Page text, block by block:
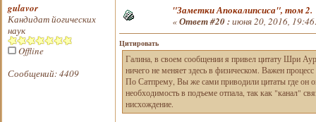
gulavor
Кандидат йогических
наук
Offline
Сообщений: 4409
"Заметки Апокалипсиса", том 2.
«Ответ #20 :июня 20, 2016,
Цитировать
Галина, в своем сообщении я привел цитату Шри
ничего не меняет здесь в физическом. Важен
По Сатпрему, Вы же сами приводили цитаты где он
необходимость в подъеме отпала, так как "канал"
нисхождение.